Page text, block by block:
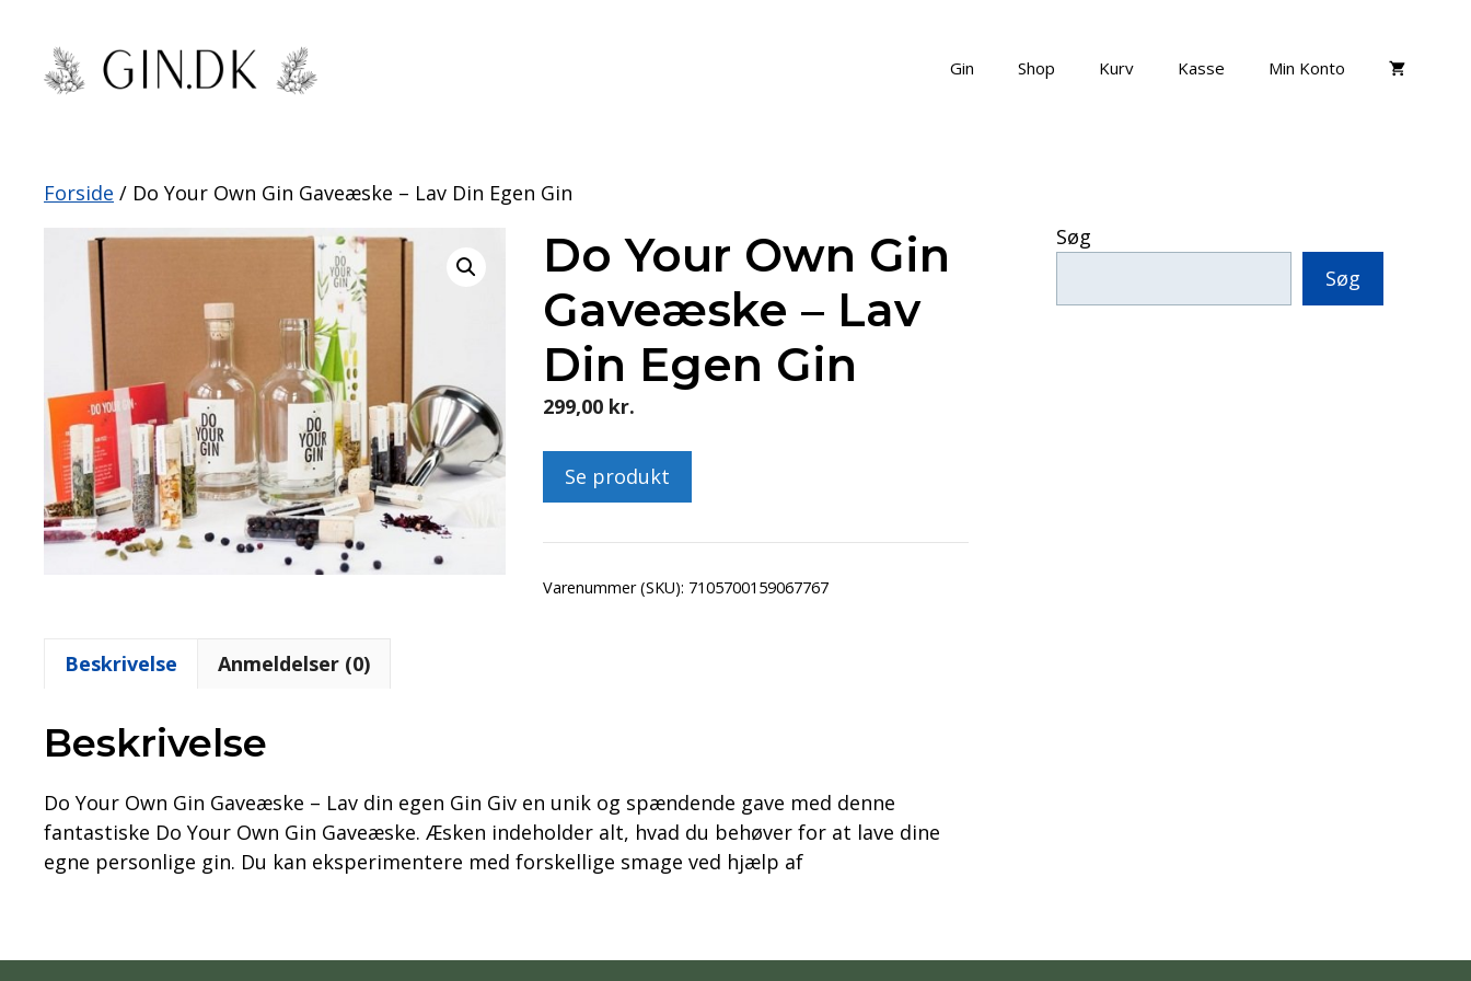
indhold
Gin Shop Kurv Kasse Min Konto
Forside / Do Your Own Gin Gaveæske – Lav Din Egen Gin
Do Your Own Gin
Gaveæske – Lav
Din Egen Gin
299,00 kr.
Se produkt
Varenummer (SKU): 7105700159067767
Beskrivelse Anmeldelser (0)
Beskrivelse
Do Your Own Gin Gaveæske – Lav din egen Gin Giv en unik og spændende gave med denne
fantastiske Do Your Own Gin Gaveæske. Æsken indeholder alt, hvad du behøver for at lave dine
egne personlige gin. Du kan eksperimentere med forskellige smage ved hjælp af
Søg
Søg